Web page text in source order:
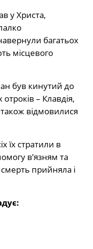
у Христа,
багатьох
місцевого
був кинутий до
отроків – Клавдія,
також відмовилися
їх стратили в
в’язням та
прийняла і